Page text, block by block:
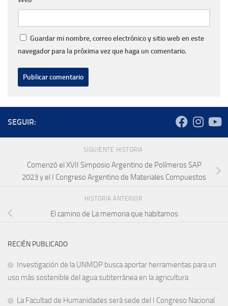
Guardar mi nombre, correo electrónico y sitio web en este
navegador para la próxima vez que haga un comentario.
SEGUIR:
SIGUIENTE HISTORIA
Comenzó el XVII Simposio Argentino de Polímeros SAP
2023 y el I Congreso Argentino de Materiales Compuestos
HISTORIA ANTERIOR
El camino de La memoria que habitamos
RECIÉN PUBLICADO
Investigación de la UNMDP busca aportar herramientas para un
uso más sostenible del agua subterránea en la agricultura
La Facultad de Humanidades será sede del I Congreso Nacional